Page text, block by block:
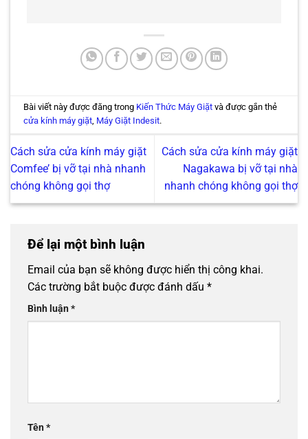
Bài viết này được đăng trong Kiến Thức Máy Giặt và được gắn thẻ
cửa kính máy giặt, Máy Giặt Indesit.
Cách sửa cửa kính máy giặt
Comfee’ bị vỡ tại nhà nhanh
chóng không gọi thợ
Cách sửa cửa kính máy giặt
Nagakawa bị vỡ tại nhà
nhanh chóng không gọi thợ
Để lại một bình luận
Email của bạn sẽ không được hiển thị công khai.
Các trường bắt buộc được đánh dấu *
Bình luận*
Tên*